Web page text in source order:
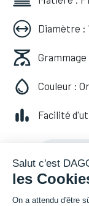
Diamètre :
Grammage
Couleur : Or
Facilité
Salut c'est
les
On a attendu d'être